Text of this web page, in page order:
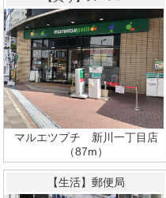
マルエツプチ 新川一丁目店
（87m）
【生活】郵便局